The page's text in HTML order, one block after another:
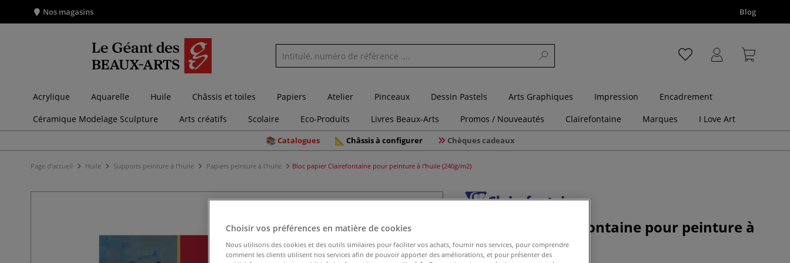
Nos magasins Blog
Acrylique Aquarelle Huile Châssis et toiles Papiers Atelier Pinceaux Dessin Pastels Arts Graphiques Impression
Encadrement
Céramique Modelage Sculpture
Arts créatifs Scolaire Eco-Produits Livres Beaux-Arts Promos / Nouveautés Clairefontaine Marques I Love Art
Catalogues Châssis à configurer Chèques cadeaux
Page d'accueil Huile Supports peinture à l'huile Papiers peinture à l'huile Bloc papier Clairefontaine pour peinture à l'huile (240g/m2)
Bloc papier Clairefontaine pour peinture à
l'huile (240g/m2)
Choisir vos préférences en matière de cookies
Nous utilisons des cookies et des outils similaires pour faciliter vos achats, fournir nos services, pour comprendre
comment les clients utilisent nos services afin de pouvoir apporter des améliorations, et pour présenter des